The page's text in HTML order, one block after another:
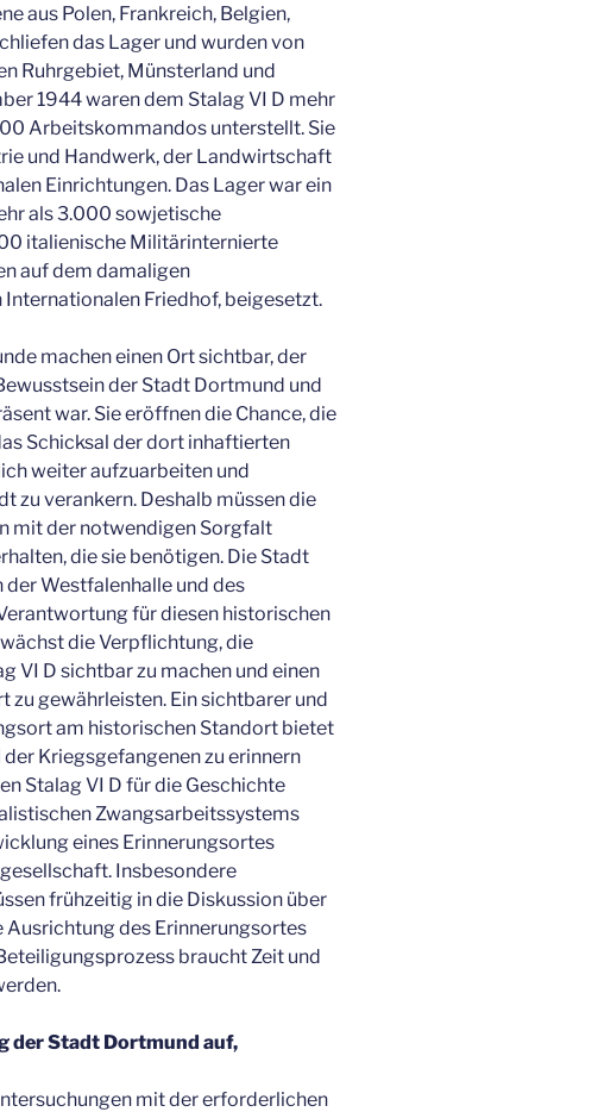
aus Polen, Frankreich, Belgien,
das Lager und wurden von
Ruhrgebiet, Münsterland und
1944 waren dem Stalag VI D mehr
Arbeitskommandos unterstellt. Sie
und Handwerk, der Landwirtschaft
Einrichtungen. Das Lager war ein
als 3.000 sowjetische
italienische Militärinternierte
auf dem damaligen
Friedhof, beigesetzt.
machen einen Ort sichtbar, der
der Stadt Dortmund und
war. Sie eröffnen die Chance, die
Schicksal der dort inhaftierten
weiter aufzuarbeiten und
zu verankern. Deshalb müssen die
mit der notwendigen Sorgfalt
die sie benötigen. Die Stadt
Westfalenhalle und des
für diesen historischen
die Verpflichtung, die
VI D sichtbar zu machen und einen
zu gewährleisten. Ein sichtbarer und
am historischen Standort bietet
Kriegsgefangenen zu erinnern
Stalag VI D für die Geschichte
Zwangsarbeitssystems
eines Erinnerungsortes
Insbesondere
frühzeitig in die Diskussion über
des Erinnerungsortes
braucht Zeit und
der Stadt Dortmund auf,
mit der erforderlichen